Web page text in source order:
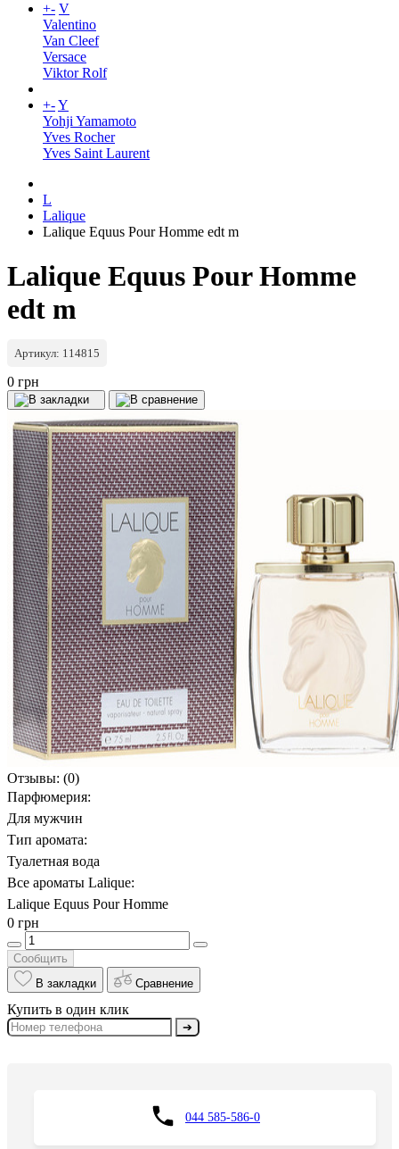
+- V
Valentino
Van Cleef
Versace
Viktor Rolf
+-Y
Yohji Yamamoto
Yves Rocher
Yves Saint Laurent
L
Lalique
Lalique Equus Pour Homme edt m
Lalique Equus Pour Homme
edt m
Артикул: 114815
0 грн
Отзывы: (0)
Парфюмерия:
Для мужчин
Тип аромата:
Туалетная вода
Все ароматы Lalique:
Lalique Equus Pour Homme
0 грн
Сообщить
В закладки
Сравнение
Купить в один клик
➔
044 585-586-0